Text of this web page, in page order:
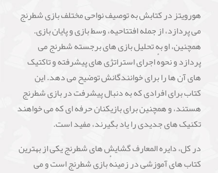
هورویتز در کتابش به توصیف نواحی مختلف بازی شطرنج
می پردازد، از جمله افتتاحیه، وسط بازی و پایان بازی.
همچنین، او به تحلیل بازی های برجسته شطرنج می
پردازد و نحوهٔ اجرای استراتژی های پیشرفته و تاکتیک
های آن ها را برای خوانندگانش توضیح می دهد. این
کتاب برای افرادی که به دنبال پیشرفت در بازی شطرنج
هستند، و همچنین برای بازیکنان حرفه ای که می خواهند
تکنیک های جدیدی را یاد بگیرند، مفید است.
در کل، دایره المعارف گشایش های شطرنج یکی از بهترین
کتاب های آموزشی در زمینهٔ بازی شطرنج است و می